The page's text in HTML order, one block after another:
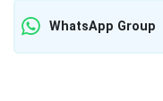
WhatsApp Group